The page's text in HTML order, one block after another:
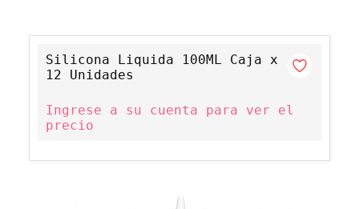
Silicona Liquida 100ML Caja x
12 Unidades
Ingrese a su cuenta para ver el
precio